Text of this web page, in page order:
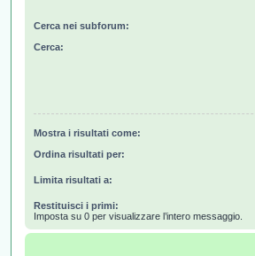
Cerca nei subforum:
Cerca:
Mostra i risultati come:
Ordina risultati per:
Limita risultati a:
Restituisci i primi:
Imposta su 0 per visualizzare l’intero messaggio.